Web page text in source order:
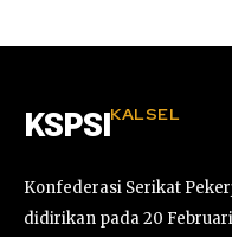
KSPSI KALSEL
Konfederasi Serikat
didirikan pada 20 Februari